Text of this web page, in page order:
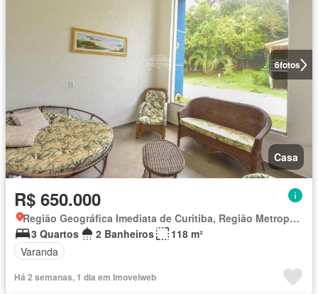
6fotos
Casa
R$ 650.000
Região Geográfica Imediata de Curitiba, Região Metropolitana de Curitiba
3 Quartos
2 Banheiros
118 m²
Varanda
Há 2 semanas, 1 dia em Imovelweb